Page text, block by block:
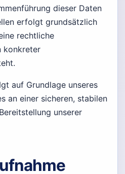
dieser Daten
erfolgt grundsätzlich
rechtliche
konkreter
auf Grundlage unseres
an einer sicheren, stabilen
unserer